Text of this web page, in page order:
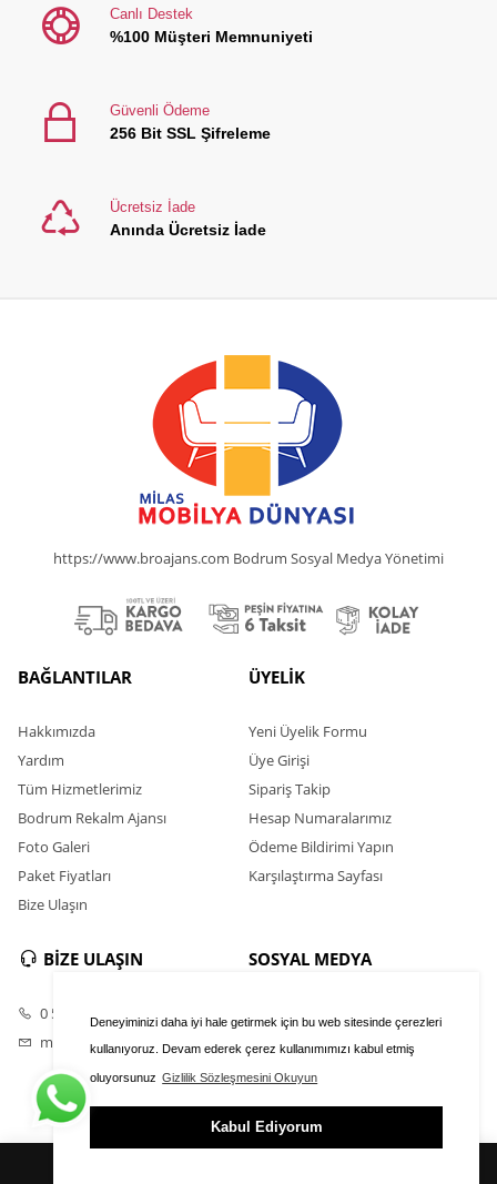
Deneyiminizi daha iyi hale getirmek için bu web sitesinde çerezleri
kullanıyoruz. Devam ederek çerez kullanımımızı kabul etmiş
oluyorsunuz Gizlilik Sözleşmesini Okuyun
Kabul Ediyorum
Canlı Destek
%100 Müşteri Memnuniyeti
Güvenli Ödeme
256 Bit SSL Şifreleme
Ücretsiz İade
Anında Ücretsiz İade
https://www.broajans.com Bodrum Sosyal Medya Yönetimi
BAĞLANTILAR
Hakkımızda
Yardım
Tüm Hizmetlerimiz
Bodrum Rekalm Ajansı
Foto Galeri
Paket Fiyatları
Bize Ulaşın
ÜYELİK
Yeni Üyelik Formu
Üye Girişi
Sipariş Takip
Hesap Numaralarımız
Ödeme Bildirimi Yapın
Karşılaştırma Sayfası
BİZE ULAŞIN
0 531 398 33 85
milasmobilya1@gmail.com
SOSYAL MEDYA
Instagram
Youtube